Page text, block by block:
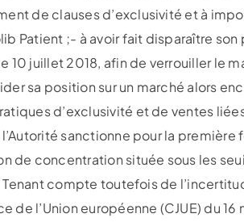
de clauses d’exclusivité et à
Patient ;- à avoir fait disparaître son
juillet 2018, afin de verrouiller le
sa position sur un marché alors
d’exclusivité et de ventes
sanctionne pour la
de concentration située sous les
Tenant compte toutefois de
de l’Union européenne (CJUE) du